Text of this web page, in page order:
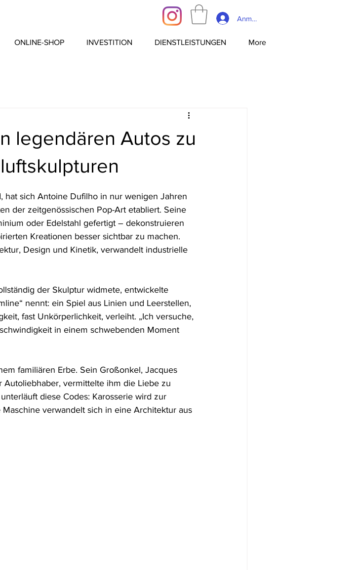
Anmelden
ONLINE-SHOP INVESTITION DIENSTLEISTUNGEN More
legendären Autos zu
sich Antoine Dufilho in nur wenigen Jahren
der zeitgenössischen Pop-Art etabliert. Seine
oder Edelstahl gefertigt – dekonstruieren
Kreationen besser sichtbar zu machen.
Design und Kinetik, verwandelt industrielle
der Skulptur widmete, entwickelte
nennt: ein Spiel aus Linien und Leerstellen,
fast Unkörperlichkeit, verleiht. „Ich versuche,
in einem schwebenden Moment
familiären Erbe. Sein Großonkel, Jacques
vermittelte ihm die Liebe zu
diese Codes: Karosserie wird zur
verwandelt sich in eine Architektur aus